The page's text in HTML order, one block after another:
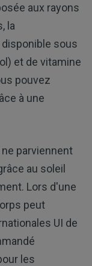
aux rayons
la
sous
et de vitamine
pouvez
à une
parviennent
au soleil
Lors d'une
peut
UI de
les